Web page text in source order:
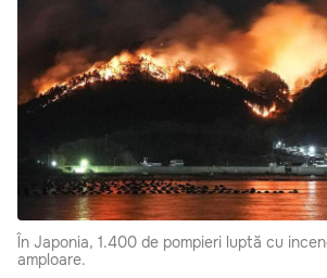
În Japonia, 1.400 de pompieri luptă cu
amploare.